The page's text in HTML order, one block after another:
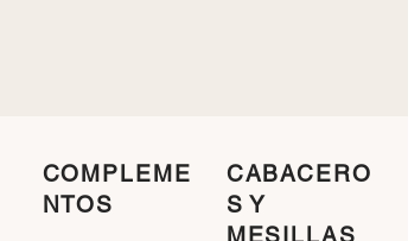
COMPLEME
NTOS
CABACERO
S Y
MESILLAS